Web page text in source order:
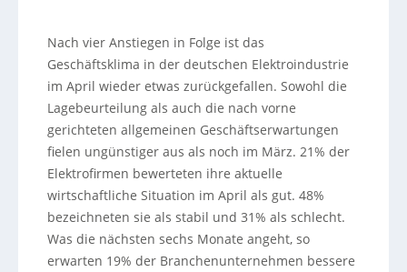
Nach vier Anstiegen in Folge ist das
Geschäftsklima in der deutschen Elektroindustrie
im April wieder etwas zurückgefallen. Sowohl die
Lagebeurteilung als auch die nach vorne
gerichteten allgemeinen Geschäftserwartungen
fielen ungünstiger aus als noch im März. 21% der
Elektrofirmen bewerteten ihre aktuelle
wirtschaftliche Situation im April als gut. 48%
bezeichneten sie als stabil und 31% als schlecht.
Was die nächsten sechs Monate angeht, so
erwarten 19% der Branchenunternehmen bessere